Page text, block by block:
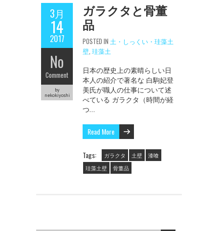
3月
14
2017
No
Comment
by
nekokiyoshi
ガラクタと骨董
品
POSTED IN 土・しっくい・珪藻土
壁 珪藻土
日本の歴史上の素晴らしい日
本人の紹介で著名な 白駒妃登
美氏が職人の仕事について述
べている ガラクタ（時間が経
つ…
Read More
Tags: ガラクタ 土壁
漆喰
珪藻土壁
骨董品